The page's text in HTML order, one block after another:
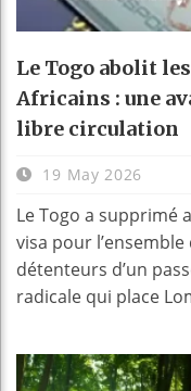
Le Togo abolit
Africains : une
libre circulation
19 May 2026
Le Togo a supprimé
visa pour
détenteurs d’un
radicale qui place